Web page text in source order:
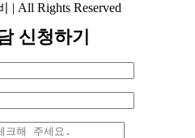
| All Rights Reserved
신청하기